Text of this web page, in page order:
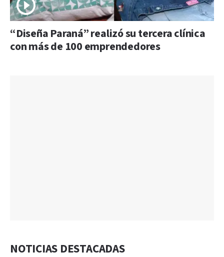
“Diseña Paraná” realizó su tercera clínica
con más de 100 emprendedores
NOTICIAS DESTACADAS